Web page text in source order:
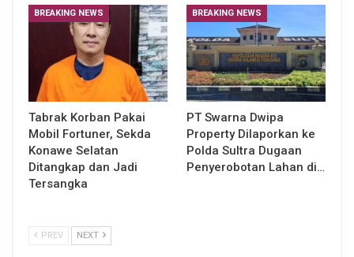
BREAKING NEWS
Tabrak Korban Pakai
Mobil Fortuner, Sekda
Konawe Selatan
Ditangkap dan Jadi
Tersangka
BREAKING NEWS
PT Swarna Dwipa
Property Dilaporkan ke
Polda Sultra Dugaan
Penyerobotan Lahan di…
PREV NEXT